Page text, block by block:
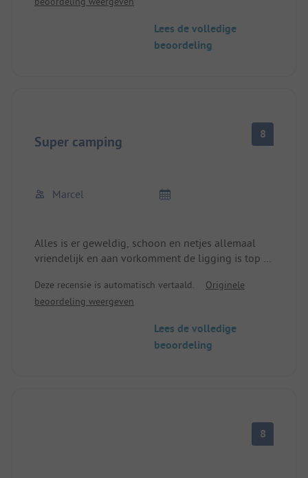
Lees de volledige
beoordeling
Super camping 8
Marcel
Alles is er geweldig, schoon en netjes allemaal
vriendelijk en aan vorkomment de ligging is top of
super en dan de ligging nog Dierecke aan het
water van de Scharmützelsee gewoon top.
Deze recensie is automatisch vertaald.
Originele
beoordeling weergeven
Lees de volledige
beoordeling
8